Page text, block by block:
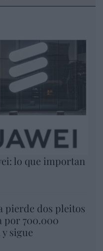
lo que importan
pierde dos pleitos
por 700.000
sigue